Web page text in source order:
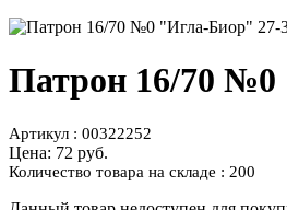
Патрон 16/70
Артикул : 00322252
Цена: 72 руб.
Количество товара на складе : 200